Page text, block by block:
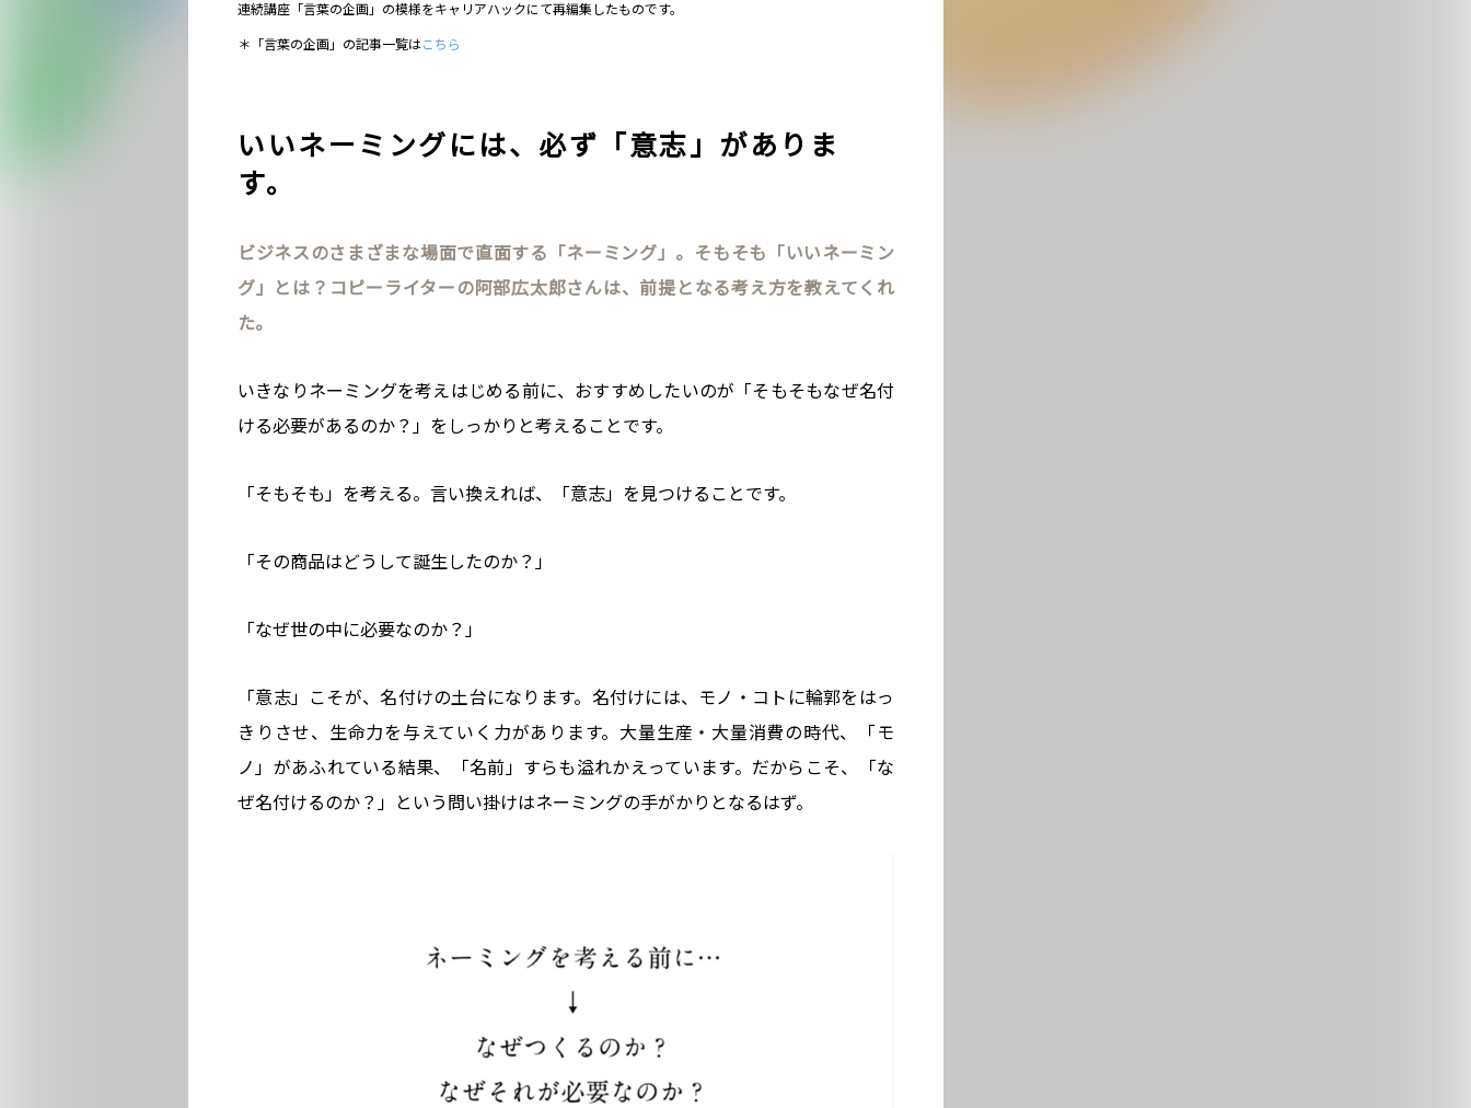
連続講座「言葉の企画」の模様をキャリアハックにて再編集したものです。
＊「言葉の企画」の記事一覧はこちら
いいネーミングには、必ず「意志」がありま
す。
ビジネスのさまざまな場面で直面する「ネーミング」。そもそも「いいネーミン
グ」とは？コピーライターの阿部広太郎さんは、前提となる考え方を教えてくれ
た。
いきなりネーミングを考えはじめる前に、おすすめしたいのが「そもそもなぜ名付
ける必要があるのか？」をしっかりと考えることです。
「そもそも」を考える。言い換えれば、「意志」を見つけることです。
「その商品はどうして誕生したのか？」
「なぜ世の中に必要なのか？」
「意志」こそが、名付けの土台になります。名付けには、モノ・コトに輪郭をはっ
きりさせ、生命力を与えていく力があります。大量生産・大量消費の時代、「モ
ノ」があふれている結果、「名前」すらも溢れかえっています。だからこそ、「な
ぜ名付けるのか？」という問い掛けはネーミングの手がかりとなるはず。